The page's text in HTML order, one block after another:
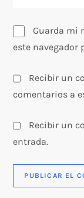
a
s
Guarda mi
este navegador
Recibir un
comentarios a
Recibir un
entrada.